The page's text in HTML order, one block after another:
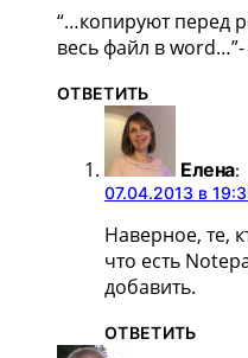
“…копируют перед
весь файл в
ОТВЕТИТЬ
Елена:
07.04.2013 в
Наверное, те,
что есть
добавить.
ОТВЕТИТЬ